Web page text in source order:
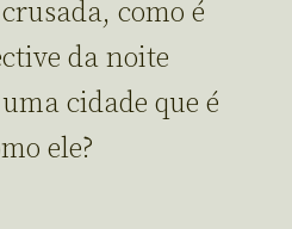
como é
da noite
cidade que é
ele?